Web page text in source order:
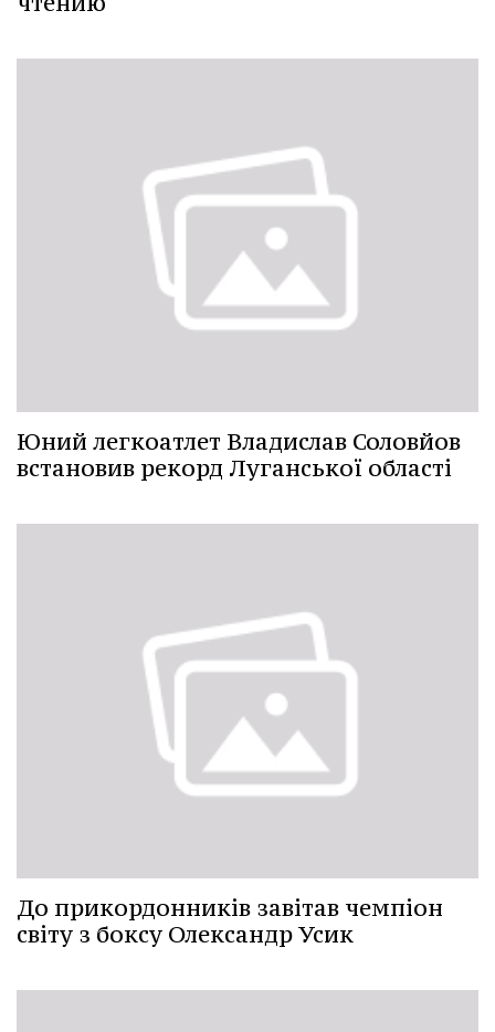
Юний легкоатлет Владислав Соловйов
встановив рекорд Луганської області
До прикордонників завітав чемпіон
світу з боксу Олександр Усик